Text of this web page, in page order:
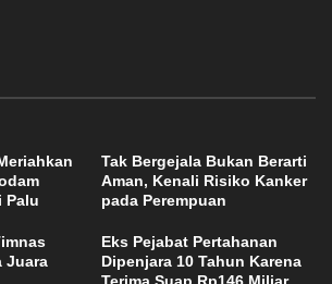
Palu
Tak Bergejala Bukan Berarti
Aman, Kenali Risiko Kanker
pada Perempuan
Juara
Eks Pejabat Pertahanan
Dipenjara 10 Tahun Karena
Terima Suap Rp146 Miliar